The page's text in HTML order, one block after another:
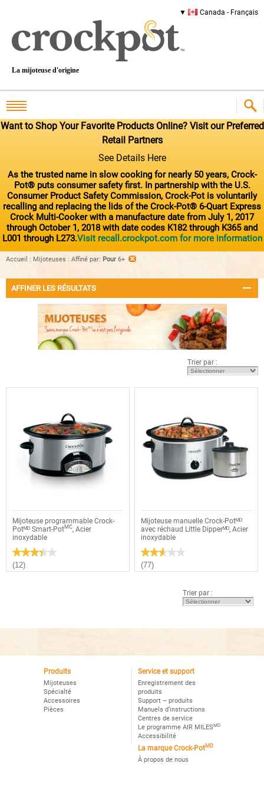
Canada - Français
La mijoteuse d'origine
Want to Shop Your Favorite Products Online? Visit our Preferred
Retail Partners
See Details Here
As the trusted name in slow cooking for nearly 50 years, Crock-
Pot® puts consumer safety first. In partnership with the U.S.
Consumer Product Safety Commission, Crock-Pot is voluntarily
recalling and replacing the lids of the Crock-Pot® 6-Quart Express
Crock Multi-Cooker with a manufacture date from July 1, 2017
through October 1, 2018 with date codes K182 through K365 and
L001 through L273.Visit recall.crockpot.com for more information
Accueil : Mijoteuses : Affiné par: Pour 6+
AFFINER LES RÉSULTATS
Trier par :
Mijoteuse programmable Crock-
Potᴹᴰ Smart-PotMC, Acier
inoxydable
★★★★★
★★★★★
3.4
étoile(s)
Smart-
(12)
Mijoteuse manuelle Crock-Potᴹᴰ
avec réchaud Little Dipperᴹᴰ, Acier
inoxydable
★★★★★
★★★★★
2.6
étoile(s)
avec
Little
Acier
inoxydable
(77)
Trier par :
Produits
Mijoteuses
Spécialté
Accessoires
Pièces
Service et support
Enregistrement des
produits
Support – produits
Manuels d’instructions
Centres de service
Le programme AIR MILESMD
Accessibilité
La marque Crock-PotMD
À propos de nous